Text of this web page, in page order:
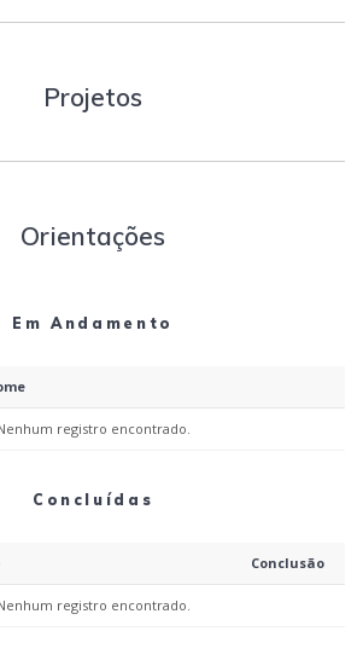
Projetos
Orientações
Em Andamento
registro encontrado.
Concluídas
Conclusão
registro encontrado.